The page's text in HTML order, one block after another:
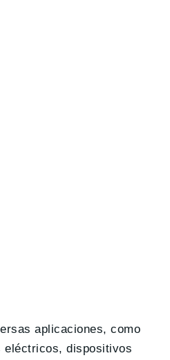
aplicaciones, como
eléctricos, dispositivos